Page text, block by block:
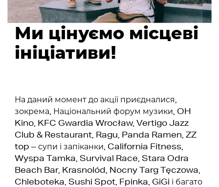
Ми цінуємо місцеві
ініціативи!
На даний момент до акції приєдналися,
зокрема, Національний форум музики, OH
Kino, KFC Gwardia Wrocław, Vertigo Jazz
Club & Restaurant, Ragu, Panda Ramen, ZZ
top – супи і запіканки, California Fitness,
Wyspa Tamka, Survival Race, Stara Odra
Beach Bar, Krasnolód, Nocny Targ Tęczowa,
Chleboteka, Sushi Spot, Fpinka, GiGi і багато